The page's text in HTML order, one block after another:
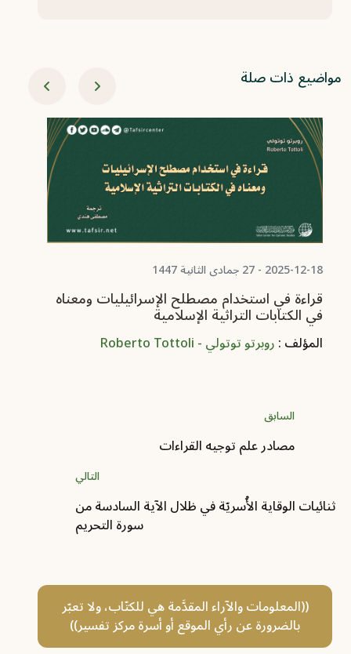
مواضيع ذات صلة
2025-12-18 - 27 جمادى الثانية 1447
قراءة في استخدام مصطلح الإسرائيليات ومعناه
في الكتابات التراثية الإسلامية
المؤلف :روبرتو توتولي - Roberto Tottoli
السابق
مصادر علم توجيه القراءات
التالي
ثنائيات الوقاية الأُسريّة في ظلال الآية السادسة من
سورة التحريم
((المعلومات والآراء المقدَّمة هي للكتّاب، ولا تعبّر
بالضرورة عن رأي الموقع أو أسرة مركز تفسير))